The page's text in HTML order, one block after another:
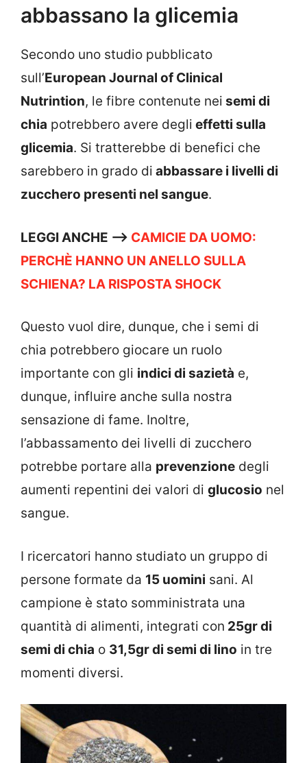
abbassano la glicemia
Secondo uno studio pubblicato
sull’European Journal of Clinical
Nutrintion, le fibre contenute nei semi di
chia potrebbero avere degli effetti sulla
glicemia. Si tratterebbe di benefici che
sarebbero in grado di abbassare i livelli di
zucchero presenti nel sangue.
LEGGI ANCHE –> CAMICIE DA UOMO:
PERCHÈ HANNO UN ANELLO SULLA
SCHIENA? LA RISPOSTA SHOCK
Questo vuol dire, dunque, che i semi di
chia potrebbero giocare un ruolo
importante con gli indici di sazietà e,
dunque, influire anche sulla nostra
sensazione di fame. Inoltre,
l’abbassamento dei livelli di zucchero
potrebbe portare alla prevenzione degli
aumenti repentini dei valori di glucosio nel
sangue.
I ricercatori hanno studiato un gruppo di
persone formate da 15 uomini sani. Al
campione è stato somministrata una
quantità di alimenti, integrati con 25gr di
semi di chia o 31,5gr di semi di lino in tre
momenti diversi.